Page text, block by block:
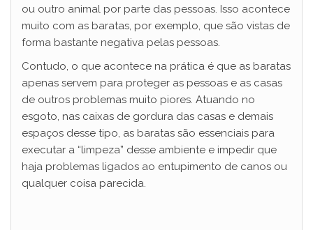
ou outro animal por parte das pessoas. Isso acontece
muito com as baratas, por exemplo, que são vistas de
forma bastante negativa pelas pessoas.
Contudo, o que acontece na prática é que as baratas
apenas servem para proteger as pessoas e as casas
de outros problemas muito piores. Atuando no
esgoto, nas caixas de gordura das casas e demais
espaços desse tipo, as baratas são essenciais para
executar a “limpeza” desse ambiente e impedir que
haja problemas ligados ao entupimento de canos ou
qualquer coisa parecida.